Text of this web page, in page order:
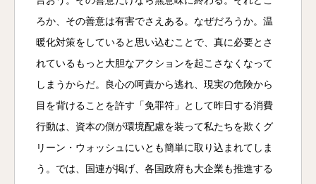
ろか、その善意は有害でさえある。なぜだろうか。温
暖化対策をしていると思い込むことで、真に必要とさ
れているもっと大胆なアクションを起こさなくなって
しまうからだ。良心の呵責から逃れ、現実の危険から
目を背けることを許す「免罪符」として昨日する消費
行動は、資本の側が環境配慮を装って私たちを欺くグ
リーン・ウォッシュにいとも簡単に取り込まれてしま
う。では、国連が掲げ、各国政府も大企業も推進する